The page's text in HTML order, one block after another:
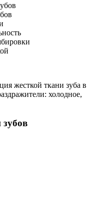
жесткой ткани зуба в
холодное,